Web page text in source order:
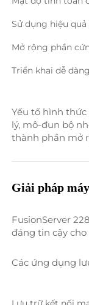
Sử dụng hiệu
Mở rộng phần
Triển khai dễ
Yếu tố hình
lý, mô-đun bộ
thành phần mở
Giải pháp
FusionServer
đáng tin cậy
Các ứng dụng